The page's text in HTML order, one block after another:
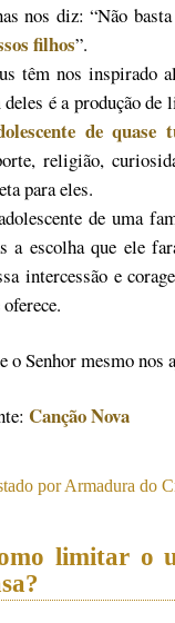
nos diz: “Não
filhos”.
têm nos inspirado
deles é a produção
de quase
religião,
para eles.
de uma
a escolha que ele
intercessão e
o Senhor mesmo nos
Canção Nova
porArmadura do
limitar o